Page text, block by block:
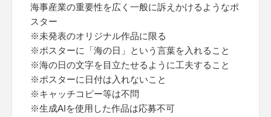
海事産業の重要性を広く一般に訴えかけるようなポ
スター
※未発表のオリジナル作品に限る
※ポスターに「海の日」という言葉を入れること
※海の日の文字を目立たせるように工夫すること
※ポスターに日付は入れないこと
※キャッチコピー等は不問
※生成AIを使用した作品は応募不可